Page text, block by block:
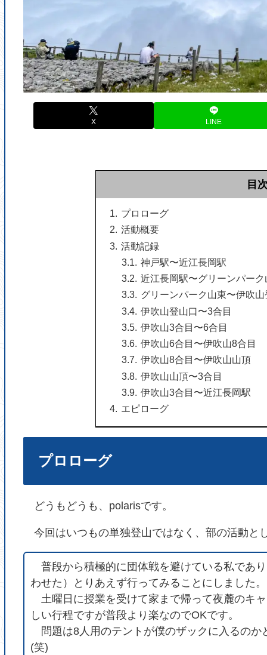
X LINE
目
プロローグ
活動概要
活動記録
神戸駅〜近江長岡駅
近江長岡駅〜グリーンパーク
グリーンパーク山東〜伊吹山
伊吹山登山口〜3合目
伊吹山3合目〜6合目
伊吹山6合目〜伊吹山8合目
伊吹山8合目〜伊吹山山頂
伊吹山山頂〜3合目
伊吹山3合目〜近江長岡駅
エピローグ
プロローグ
どうもどうも、polarisです。
今回はいつもの単独登山ではなく、部の活動と
普段から積極的に団体戦を避けている私であ
わせた）とりあえず行ってみることにしました。
土曜日に授業を受けて家まで帰って夜麓のキ
しい行程ですが普段より楽なのでOKです。
問題は8人用のテントが僕のザックに入るの
(笑)